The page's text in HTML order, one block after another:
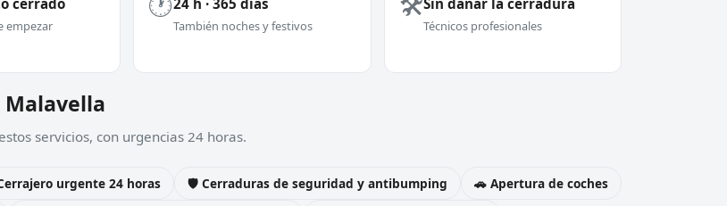
empezar También noches y festivos Técnicos profesionales
Malavella
servicios, con urgencias 24 horas.
urgente 24 horas 🛡️ Cerraduras de seguridad y antibumping
🚗 Apertura de coches